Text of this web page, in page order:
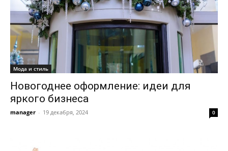
Мода и стиль
Новогоднее оформление: идеи для
яркого бизнеса
manager - 19 декабря, 2024 0